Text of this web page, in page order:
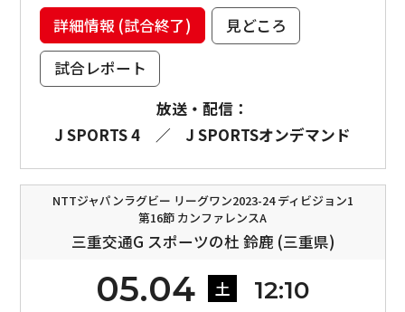
詳細情報 (試合終了)
見どころ
試合レポート
放送・配信：
J SPORTS 4
／ J SPORTSオンデマンド
NTTジャパンラグビー リーグワン2023-24 ディビジョン1
第16節 カンファレンスA
三重交通G スポーツの杜 鈴鹿 (三重県)
05.04 土 12:10